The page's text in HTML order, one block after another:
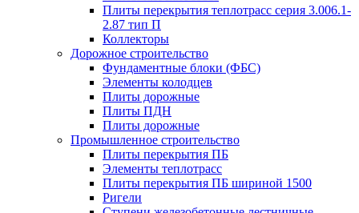
Плиты перекрытия теплотрасс серия 3.006.1-
2.87 тип П
Коллекторы
Дорожное строительство
Фундаментные блоки (ФБС)
Элементы колодцев
Плиты дорожные
Плиты ПДН
Плиты дорожные
Промышленное строительство
Плиты перекрытия ПБ
Элементы теплотрасс
Плиты перекрытия ПБ шириной 1500
Ригели